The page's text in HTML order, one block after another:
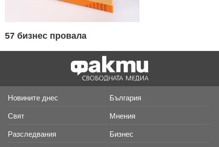
57 бизнес провала
Новините днес България
Свят Мнения
Разследвания Бизнес